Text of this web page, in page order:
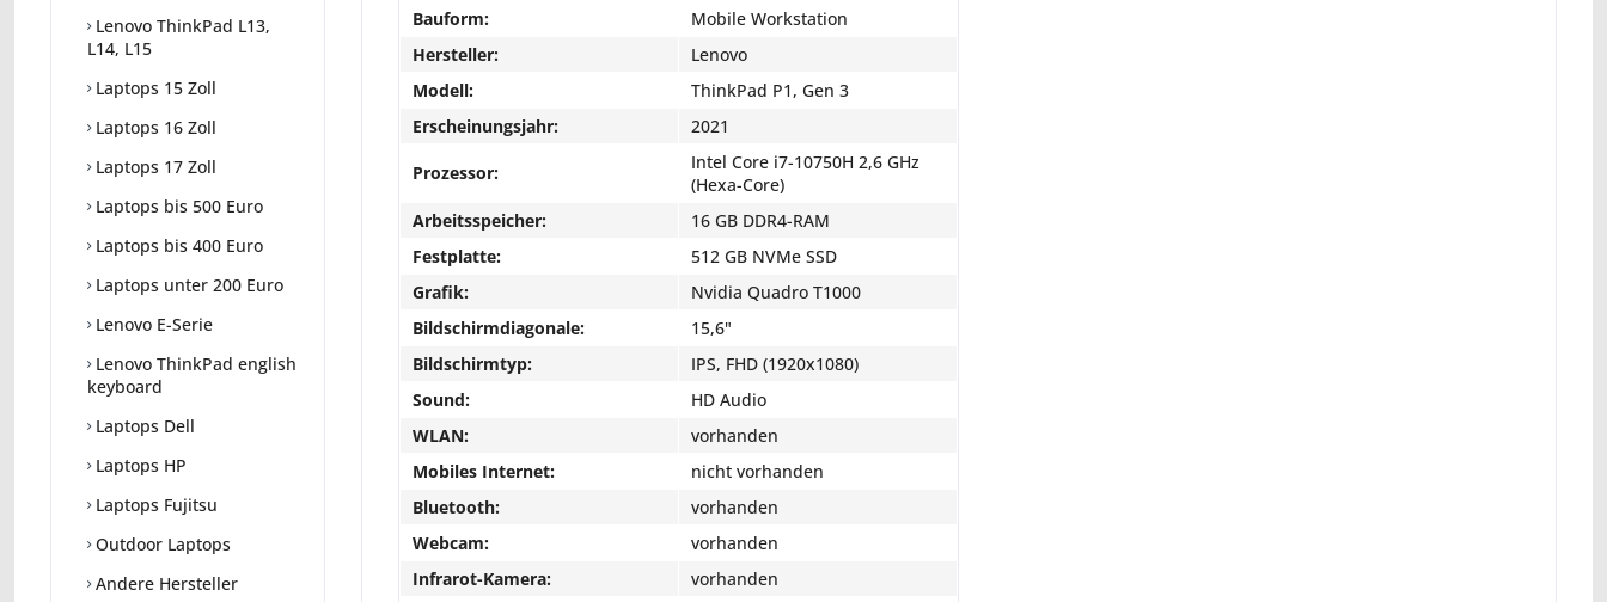
Lenovo ThinkPad L13,
L14, L15
Laptops 15 Zoll
Laptops 16 Zoll
Laptops 17 Zoll
Laptops bis 500 Euro
Laptops bis 400 Euro
Laptops unter 200 Euro
Lenovo E-Serie
Lenovo ThinkPad english
keyboard
Laptops Dell
Laptops HP
Laptops Fujitsu
Outdoor Laptops
Andere Hersteller
Bauform:
Mobile Workstation
Hersteller:
Lenovo
Modell:
ThinkPad P1, Gen 3
Erscheinungsjahr:
2021
Prozessor:
Intel Core i7-10750H 2,6 GHz
(Hexa-Core)
Arbeitsspeicher:
16 GB DDR4-RAM
Festplatte:
512 GB NVMe SSD
Grafik:
Nvidia Quadro T1000
Bildschirmdiagonale:
15,6"
Bildschirmtyp:
IPS, FHD (1920x1080)
Sound:
HD Audio
WLAN:
vorhanden
Mobiles Internet:
nicht vorhanden
Bluetooth:
vorhanden
Webcam:
vorhanden
Infrarot-Kamera:
vorhanden